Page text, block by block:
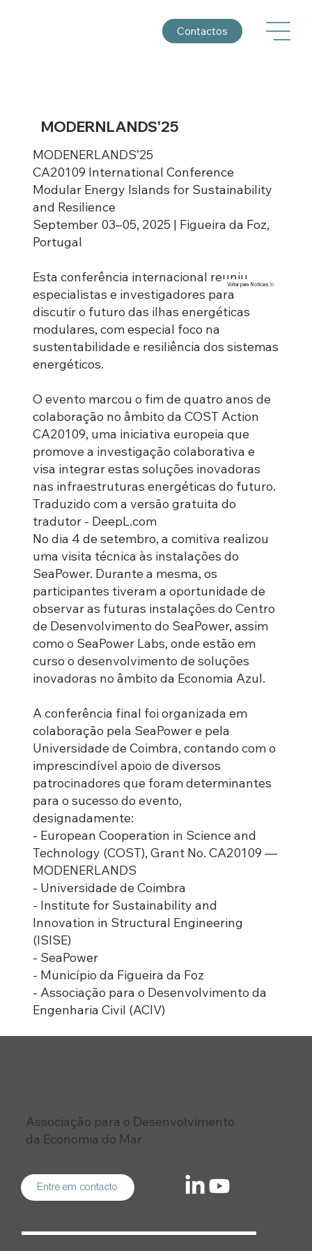
Contactos
MODERNLANDS'25
MODENERLANDS’25
CA20109 International Conference
Modular Energy Islands for Sustainability
and Resilience
September 03–05, 2025 | Figueira da Foz,
Portugal
Esta conferência internacional reuniu
especialistas e investigadores para
discutir o futuro das ilhas energéticas
modulares, com especial foco na
sustentabilidade e resiliência dos sistemas
energéticos.
O evento marcou o fim de quatro anos de
colaboração no âmbito da COST Action
CA20109, uma iniciativa europeia que
promove a investigação colaborativa e
visa integrar estas soluções inovadoras
nas infraestruturas energéticas do futuro.
Traduzido com a versão gratuita do
tradutor - DeepL.com
No dia 4 de setembro, a comitiva realizou
uma visita técnica às instalações do
SeaPower. Durante a mesma, os
participantes tiveram a oportunidade de
observar as futuras instalações do Centro
de Desenvolvimento do SeaPower, assim
como o SeaPower Labs, onde estão em
curso o desenvolvimento de soluções
inovadoras no âmbito da Economia Azul.
A conferência final foi organizada em
colaboração pela SeaPower e pela
Universidade de Coimbra, contando com o
imprescindível apoio de diversos
patrocinadores que foram determinantes
para o sucesso do evento,
designadamente:
- European Cooperation in Science and
Technology (COST), Grant No. CA20109 —
MODENERLANDS
- Universidade de Coimbra
- Institute for Sustainability and
Innovation in Structural Engineering
(ISISE)
- SeaPower
- Município da Figueira da Foz
- Associação para o Desenvolvimento da
Engenharia Civil (ACIV)
Voltar para Notícias
Associação para o Desenvolvimento
da Economia do Mar
Entre em contacto